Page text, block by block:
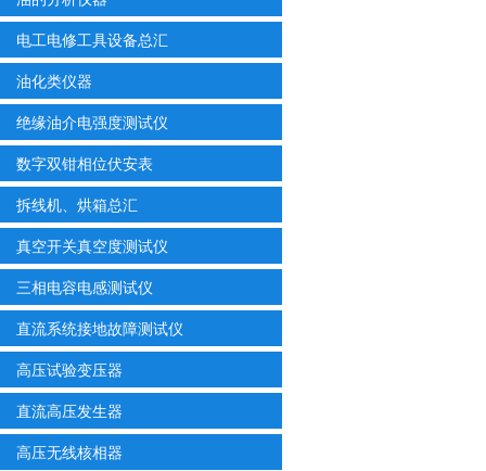
电工电修工具设备总汇
油化类仪器
绝缘油介电强度测试仪
数字双钳相位伏安表
拆线机、烘箱总汇
真空开关真空度测试仪
三相电容电感测试仪
直流系统接地故障测试仪
高压试验变压器
直流高压发生器
高压无线核相器